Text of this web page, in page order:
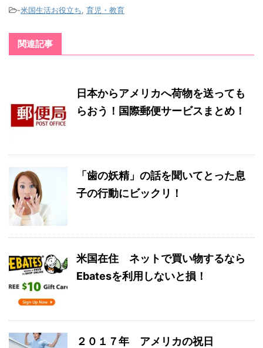
-米国生活お役立ち, 育児・教育
関連記事
日本からアメリカへ荷物を送っても
らおう！国際郵便サービスまとめ！
「歯の妖精」の話を聞いてとった息
子の行動にビックリ！
米国在住 ネットで買い物するなら
Ebatesを利用しないと損！
２０１７年 アメリカの祝日